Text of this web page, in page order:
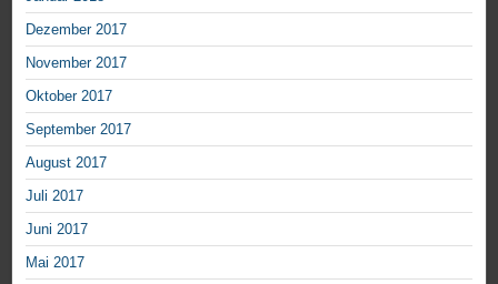
Dezember 2017
November 2017
Oktober 2017
September 2017
August 2017
Juli 2017
Juni 2017
Mai 2017